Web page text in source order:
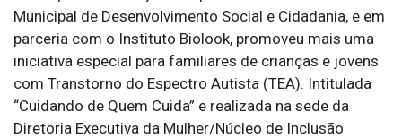
Municipal de Desenvolvimento Social e Cidadania, e em
parceria com o Instituto Biolook, promoveu mais uma
iniciativa especial para familiares de crianças e jovens
com Transtorno do Espectro Autista (TEA). Intitulada
“Cuidando de Quem Cuida” e realizada na sede da
Diretoria Executiva da Mulher/Núcleo de Inclusão